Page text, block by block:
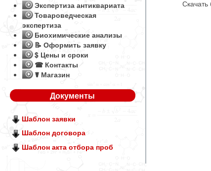
Скачать
Экспертиза антиквариата
Товароведческая
экспертиза
Биохимические анализы
📝 Оформить заявку
$ Цены и сроки
☎ Контакты
☤ Магазин
Документы
Шаблон заявки
Шаблон договора
Шаблон акта отбора проб